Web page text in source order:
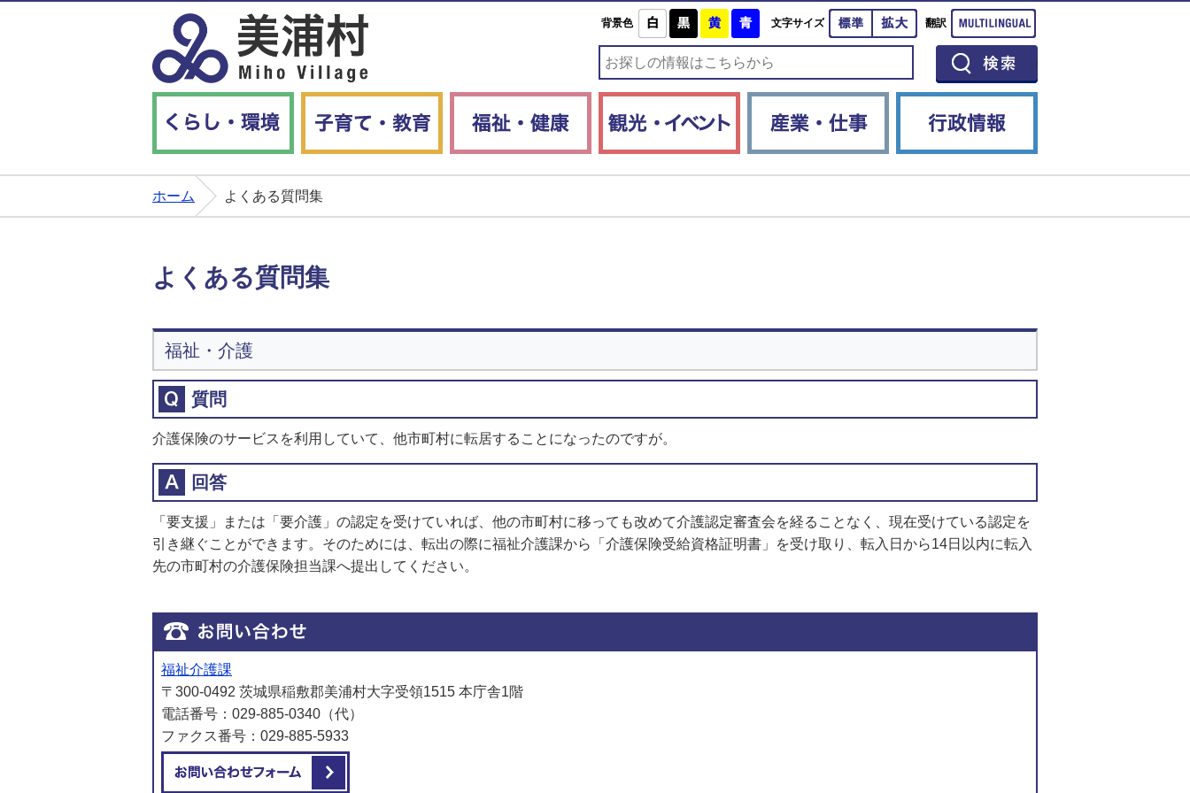
背景色 白 黒 黄 青文字サイズ 標準 拡大
翻訳
ホーム よくある質問集
よくある質問集
福祉・介護
質問
介護保険のサービスを利用していて、他市町村に転居することになったのですが。
回答
「要支援」または「要介護」の認定を受けていれば、他の市町村に移っても改めて介護認定審査会を経ることなく、現在受けている認定を
引き継ぐことができます。そのためには、転出の際に福祉介護課から「介護保険受給資格証明書」を受け取り、転入日から14日以内に転入
先の市町村の介護保険担当課へ提出してください。
福祉介護課
〒300-0492 茨城県稲敷郡美浦村大字受領1515 本庁舎1階
電話番号：029-885-0340（代）
ファクス番号：029-885-5933